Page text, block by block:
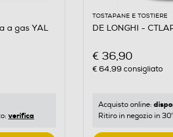
a gas YAL
verifica
TOSTAPANE E TOSTIERE
DE LONGHI -
€ 36,90
€ 64,99 consigliato
Acquisto online:
Ritiro in negozio in